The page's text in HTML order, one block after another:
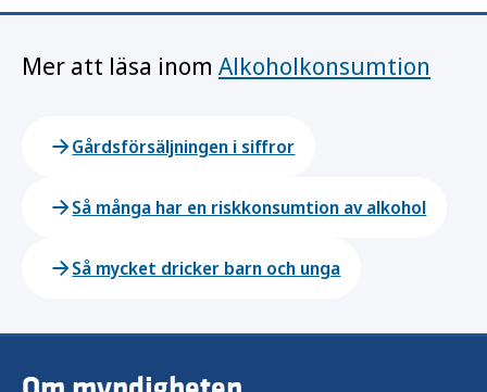
Mer att läsa inom Alkoholkonsumtion
Gårdsförsäljningen i siffror
Så många har en riskkonsumtion av alkohol
Så mycket dricker barn och unga